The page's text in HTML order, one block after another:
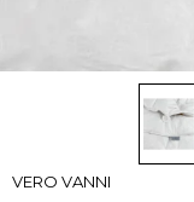
VERO VANNI